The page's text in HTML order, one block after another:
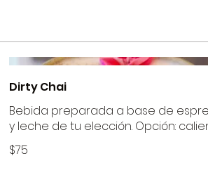
Dirty Chai
Bebida preparada a base de
y leche de tu elección. Opción:
$75